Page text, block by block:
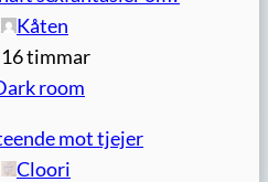
Kåten
timmar
room
mot tjejer
Cloori